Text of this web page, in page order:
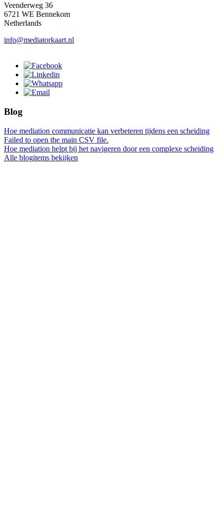
Veenderweg 36
6721 WE Bennekom
Netherlands
info@mediatorkaart.nl
Blog
Hoe mediation communicatie kan verbeteren tijdens een scheiding
Failed to open the main CSV file.
Hoe mediation helpt bij het navigeren door een complexe scheiding
Alle blogitems bekijken